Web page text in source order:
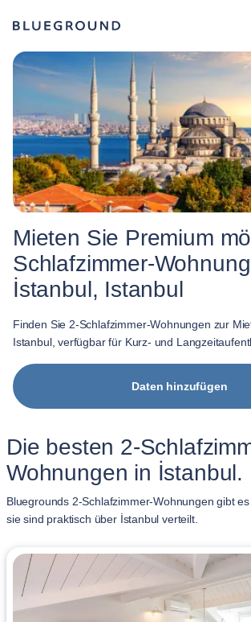
Mieten Sie Premium
Schlafzimmer-
İstanbul, Istanbul
Finden Sie 2-Schlafzimmer-Wohnungen zur
Istanbul, verfügbar für Kurz- und
Daten hinzufügen
Die besten 2-
Wohnungen in İstanbul.
Bluegrounds 2-Schlafzimmer-Wohnungen gibt
sie sind praktisch über İstanbul verteilt.